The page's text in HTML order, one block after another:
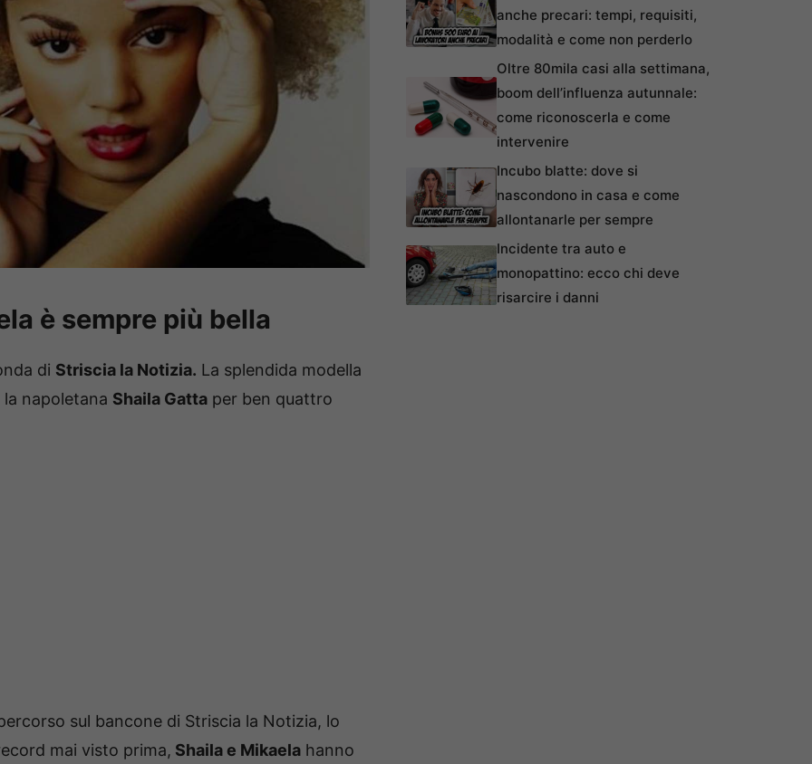
è sempre più bella
di Striscia la Notizia. La splendida modella
napoletana Shaila Gatta per ben quattro
sul bancone di Striscia la Notizia, lo
mai visto prima, Shaila e Mikaela hanno
anche precari: tempi, requisiti,
modalità e come non perderlo
Oltre 80mila casi alla settimana,
boom dell’influenza autunnale:
come riconoscerla e come
intervenire
Incubo blatte: dove si
nascondono in casa e come
allontanarle per sempre
Incidente tra auto e
monopattino: ecco chi deve
risarcire i danni